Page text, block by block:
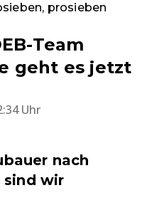
prosieben
Team
geht es jetzt
Uhr
nach
sind wir